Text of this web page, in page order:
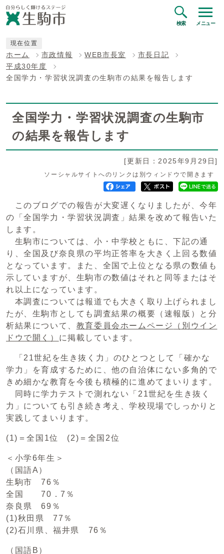
検索 メニュー
現在位置
ホーム 市政情報 WEB市長室
市長日記
平成30年度
全国学力・学習状況調査の生駒市の結果を報告します
全国学力・学習状況調査の生駒市
の結果を報告します
[更新日：2025年9月29日]
ソーシャルサイトへのリンクは別ウィンドウで開きます
このブログでの報告が大変遅くなりましたが、今年
の「全国学力・学習状況調査」結果を改めて報告いた
します。
生駒市については、小・中学校ともに、下記の通
り、全国及び奈良県の平均正答率を大きく上回る数値
となっています。また、全国で上位となる県の数値も
示していますが、生駒市の数値はそれと同等またはそ
れ以上になっています。
本調査については報道でも大きく取り上げられまし
たが、生駒市としても調査結果の概要（速報版）と分
析結果について、 教育委員会ホームページ
（別ウイン
ドウで開く） に掲載しています。
「21世紀を生き抜く力」のひとつとして「確かな
学力」を育成するために、他の自治体にない多角的で
きめ細かな教育を今後も積極的に進めてまいります。
同時に学力テストで測れない「21世紀を生き抜く
力」についても引き続き考え、学校現場でしっかりと
実践してまいります。
(1)＝全国1位 (2)＝全国2位
＜小学6年生＞
（国語A）
生駒市 76％
全国 70．7％
奈良県 69％
(1)秋田県 77％
(2)石川県、福井県 76％
（国語B）